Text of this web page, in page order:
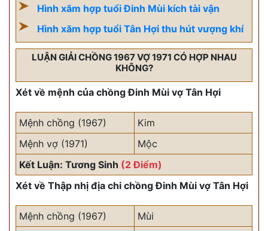
Hình xăm hợp tuổi Đinh Mùi kích tài vận
Hình xăm hợp tuổi Tân Hợi thu hút vượng khí
LUẬN GIẢI CHỒNG 1967 VỢ 1971 CÓ HỢP NHAU
KHÔNG?
Xét về mệnh của chồng Đinh Mùi vợ Tân Hợi
Mệnh chồng (1967)
Kim
Mệnh vợ (1971)
Mộc
Kết Luận: Tương Sinh (2 Điểm)
Xét về Thập nhị địa chi chồng Đinh Mùi vợ Tân Hợi
Mệnh chồng (1967)
Mùi